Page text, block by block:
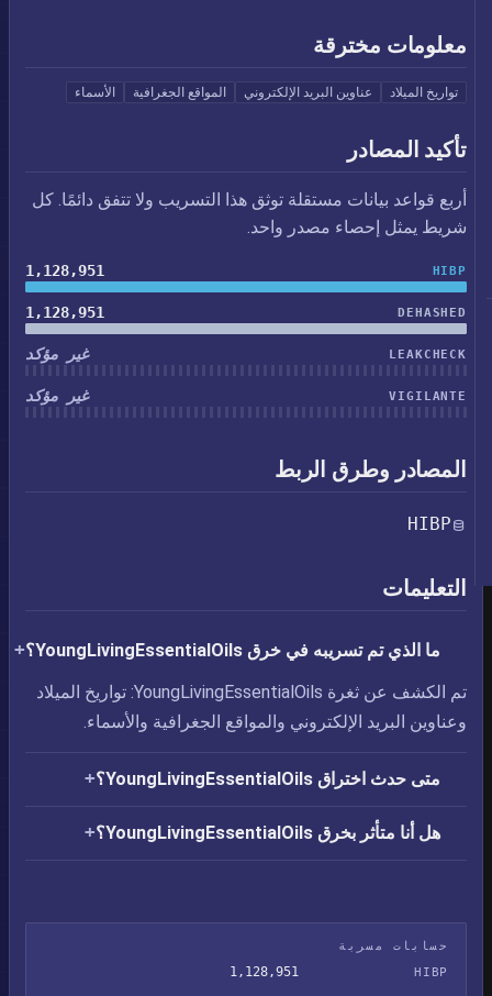
معلومات مخترقة
تواريخ الميلاد عناوين البريد الإلكتروني المواقع الجغرافية الأسماء
تأكيد المصادر
أربع قواعد بيانات مستقلة توثق هذا التسريب ولا تتفق دائمًا. كل
شريط يمثل إحصاء مصدر واحد.
HIBP
1,128,951
DEHASHED
1,128,951
LEAKCHECK غير مؤكد
VIGILANTE غير مؤكد
المصادر وطرق الربط
HIBP
التعليمات
ما الذي تم تسريبه في خرق YoungLivingEssentialOils؟
تم الكشف عن ثغرة YoungLivingEssentialOils: تواريخ الميلاد
وعناوين البريد الإلكتروني والمواقع الجغرافية والأسماء.
متى حدث اختراق YoungLivingEssentialOils؟
هل أنا متأثر بخرق YoungLivingEssentialOils؟
حسابات مسربة
HIBP
1,128,951